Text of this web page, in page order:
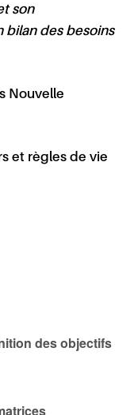
son
bilan des besoins
Nouvelle
et règles de vie
des objectifs